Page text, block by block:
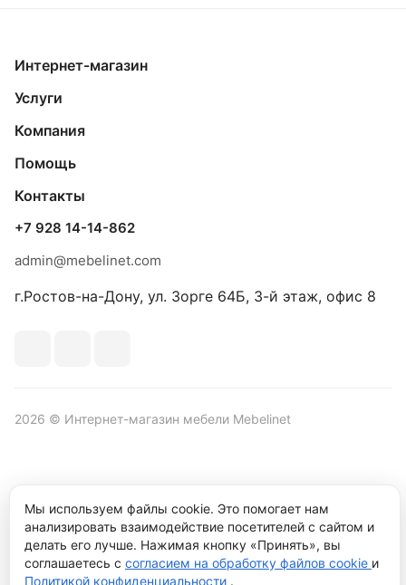
Интернет-магазин
Услуги
Компания
Помощь
Контакты
+7 928 14-14-862
admin@mebelinet.com
г.Ростов-на-Дону, ул. Зорге 64Б, 3-й этаж, офис 8
2026 © Интернет-магазин мебели Mebelinet
Политика обработки персональных данных
конфиденциальности
Продвижение сайта студияРекламный контент
Мы используем файлы cookie. Это помогает нам
анализировать взаимодействие посетителей с сайтом и
делать его лучше. Нажимая кнопку «Принять», вы
соглашаетесь с согласием на обработку файлов cookie и
Политикой конфиденциальности .